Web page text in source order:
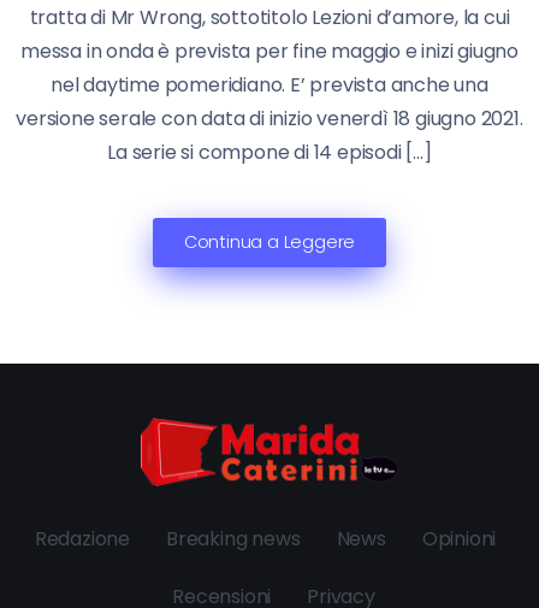
tratta di Mr Wrong, sottotitolo Lezioni d’amore, la cui
messa in onda è prevista per fine maggio e inizi giugno
nel daytime pomeridiano. E’ prevista anche una
versione serale con data di inizio venerdì 18 giugno 2021.
La serie si compone di 14 episodi […]
Continua a Leggere
Redazione Breaking news News Opinioni
Recensioni Privacy